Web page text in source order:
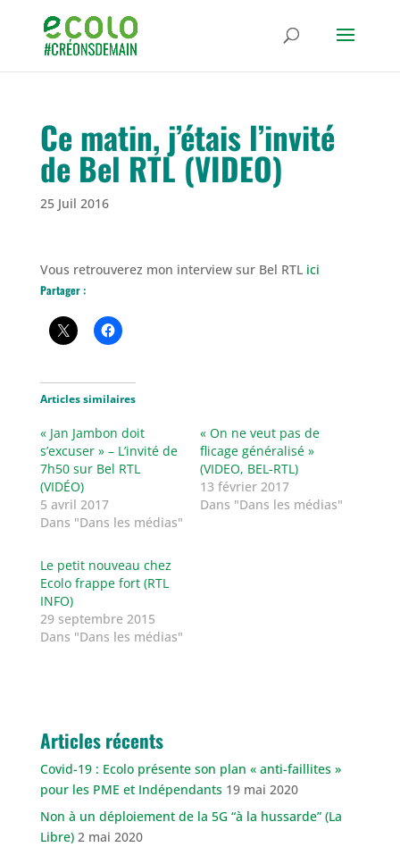
Ce matin, j’étais l’invité
de Bel RTL (VIDEO)
25 Juil 2016
Vous retrouverez mon interview sur Bel RTLici
Partager :
Articles similaires
« Jan Jambon doit
s’excuser » – L’invité de
7h50 sur Bel RTL
(VIDÉO)
5 avril 2017
Dans "Dans les médias"
« On ne veut pas de
flicage généralisé »
(VIDEO, BEL-RTL)
13 février 2017
Dans "Dans les médias"
Le petit nouveau chez
Ecolo frappe fort (RTL
INFO)
29 septembre 2015
Dans "Dans les médias"
Articles récents
Covid-19 : Ecolo présente son plan « anti-faillites »
pour les PME et Indépendants 19 mai 2020
Non à un déploiement de la 5G “à la hussarde” (La
Libre) 2 mai 2020